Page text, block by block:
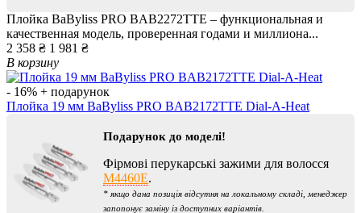
Плойка BaByliss PRO BAB2272TTE – функциональная и
качественная модель, проверенная годами и миллиона...
2 358 ₴ 1 981 ₴
В корзину
- 16% + подарунок
Плойка 19 мм BaByliss PRO BAB2172TTE Dial-A-Heat
Подарунок до моделі!
Фірмові перукарські зажими для волосся
M4460E.
* якщо дана позиція відсутня на локальному складі, менеджер
запопонує заміну із доступних варіантів.